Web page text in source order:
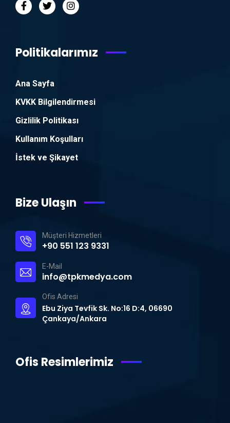
Politikalarımız
Ana Sayfa
KVKK Bilgilendirmesi
Gizlilik Politikası
Kullanım Koşulları
İstek ve Şikayet
Bize Ulaşın
Müşteri Hizmetleri
+90 551 123 9331
E-Mail
info@tpkmedya.com
Ofis Adresi
Ebu Ziya Tevfik Sk. No:16 D:4, 06690
Çankaya/Ankara
Ofis Resimlerimiz